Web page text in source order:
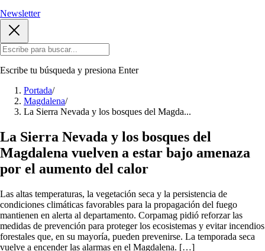
Newsletter
Escribe tu búsqueda y presiona Enter
Portada/
Magdalena/
La Sierra Nevada y los bosques del Magda...
La Sierra Nevada y los bosques del
Magdalena vuelven a estar bajo amenaza
por el aumento del calor
Las altas temperaturas, la vegetación seca y la persistencia de
condiciones climáticas favorables para la propagación del fuego
mantienen en alerta al departamento. Corpamag pidió reforzar las
medidas de prevención para proteger los ecosistemas y evitar incendios
forestales que, en su mayoría, pueden prevenirse. La temporada seca
vuelve a encender las alarmas en el Magdalena. […]